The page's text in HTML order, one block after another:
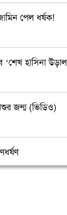
পেল ধর্ষক!
‘শেখ হাসিনা উড়াল
জন্ম (ভিডিও)